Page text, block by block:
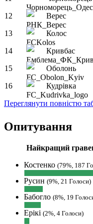
орієнтовно 19 жовтня
Hatsyk:
SVAT, не можу
початку сезону
SVAT :Hatsyk, Куди можна
в особисті пару питань/
покращень по сайту? І чи
сайт скинути криптою ltc?
Hatsyk:
SVAT, телеграм,
вайбер, будь де) що
скину.
SVAT :
завтра напишу в інстаграм
Hatsyk :SVAT, без проблем
кинув в ТГ
DJGycle :Tamada
Makiavelli :Всім привіт!
Makiavelli :Бачу чат
12 Верес
13 Колос
14 Кривбас
15 Оболонь
16 Кудрівка
Переглянути повністю
Опитування
Найкращий
Костенко (79%, 187
Русин (9%, 21 Голоси)
Бабогло (8%, 19
Ерікі (2%, 4 Голоси)